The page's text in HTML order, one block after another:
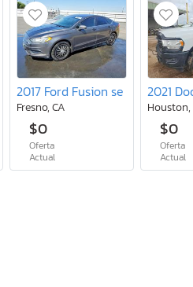
2017 Ford Fusion se
Fresno, CA
$0
Oferta
Actual
Houston,
$0
Oferta
Actual